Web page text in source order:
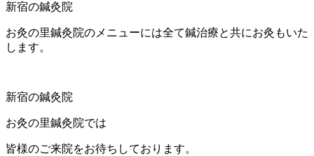
新宿の鍼灸院
お灸の里鍼灸院のメニューには全て鍼治療と共にお灸もいた
します。
新宿の鍼灸院
お灸の里鍼灸院では
皆様のご来院をお待ちしております。